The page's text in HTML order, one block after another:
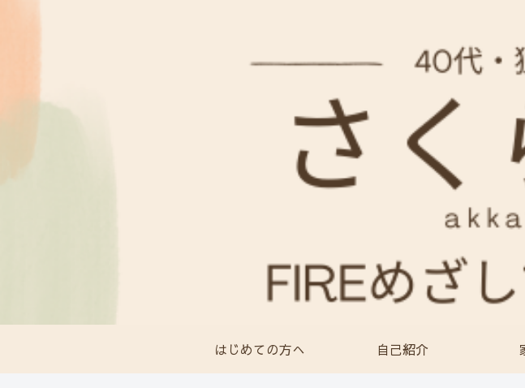
はじめての方へ 自己紹介